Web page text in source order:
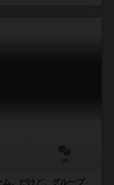
。だけど、グループ